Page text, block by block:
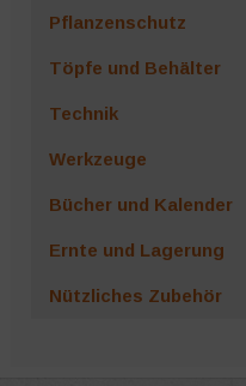
Pflanzenschutz
Töpfe und Behälter
Technik
Werkzeuge
Bücher und Kalender
Ernte und Lagerung
Nützliches Zubehör